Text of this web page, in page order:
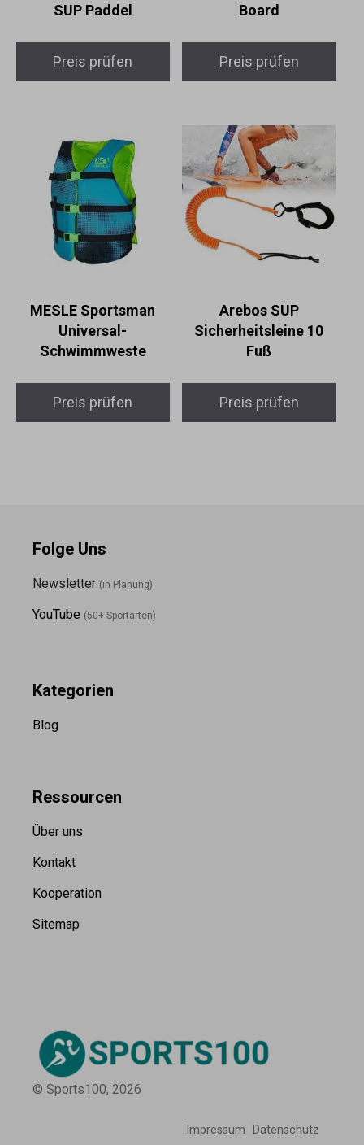
SUP Paddel
Preis prüfen
Board
Preis prüfen
MESLE Sportsman
Universal-
Schwimmweste
Preis prüfen
Arebos SUP
Sicherheitsleine 10
Fuß
Preis prüfen
Folge Uns
Newsletter (in Planung)
YouTube (50+ Sportarten)
Kategorien
Blog
Ressourcen
Über uns
Kontakt
Kooperation
Sitemap
© Sports100, 2026
Impressum Datenschutz